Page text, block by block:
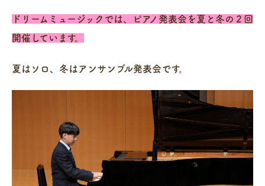
ドリームミュージックでは、ピアノ発表会を夏と冬の２回
開催しています。
夏はソロ、冬はアンサンブル発表会です。